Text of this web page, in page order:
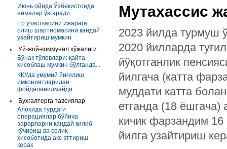
Июнь ойида Ўзбекистонда
нималар ўзгаради
Ер участкасини ижарага
олиш шартномасини қандай
узайтириш мумкин
Уй-жой-коммунал хўжалиги
Бўнак тўловлари: қайта
ҳисоблаш мумкин бўлганда...
ККУда умумий йиғилиш
имкониятларидан
фойдаланилмайди
Бухгалтерга тавсиялар
Алоҳида турдаги
операциялар бўйича
зарарларни қандай қилиб
кўчириш ва солиқ
ҳисоботида акс эттириш
керак
Мутахассис
2023 йилда турмуш
2020 йилларда
йўқотганлик
йилгача (катта
муддати катта
етганда (18
кичик фарзандим 16
йилга узайтириш